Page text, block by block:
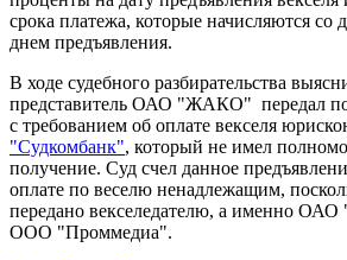
срока платежа, которые начисляются со
днем предъявления.
В ходе судебного разбирательства
представитель ОАО "ЖАКО" передал
с требованием об оплате векселя
"Судкомбанк", который не имел
получение. Суд счел данное
оплате по веселю ненадлежащим,
передано векселедателю, а именно
ООО "Проммедиа".